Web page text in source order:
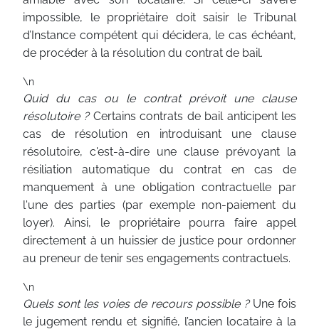
impossible, le propriétaire doit saisir le Tribunal
d’Instance compétent qui décidera, le cas échéant,
de procéder à la résolution du contrat de bail.
\n
Quid du cas ou le contrat prévoit une clause
résolutoire ?Certains contrats de bail anticipent les
cas de résolution en introduisant une clause
résolutoire, c'est-à-dire une clause prévoyant la
résiliation automatique du contrat en cas de
manquement à une obligation contractuelle par
l'une des parties (par exemple non-paiement du
loyer). Ainsi, le propriétaire pourra faire appel
directement à un huissier de justice pour ordonner
au preneur de tenir ses engagements contractuels.
\n
Quels sont les voies de recours possible ?Une fois
le jugement rendu et signifié, l’ancien locataire à la